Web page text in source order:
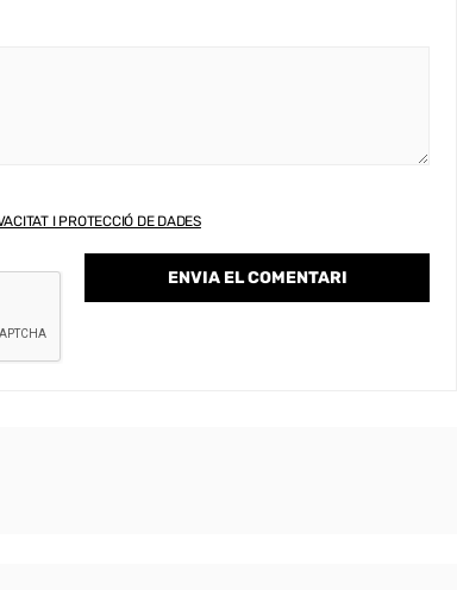
I PROTECCIÓ DE DADES